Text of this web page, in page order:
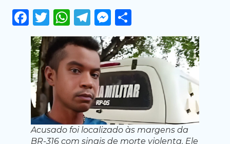
Facebook
Twitter
WhatsApp
Telegram
Messenger
Acusado foi localizado às margens da
BR-316 com sinais de morte violenta. Ele